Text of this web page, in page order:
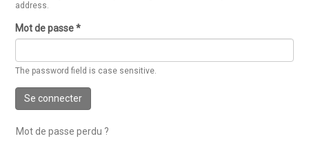
address.
Mot de passe*
The password field is case sensitive.
Se connecter
Mot de passe perdu ?